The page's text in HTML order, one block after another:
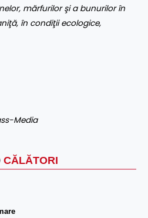
CĂLĂTORI
mărfurilor şi a bunurilor în
în condiţii ecologice,
Media